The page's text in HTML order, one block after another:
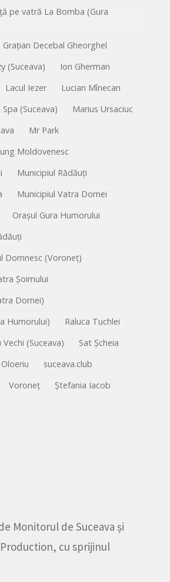
pe vatră La Bomba (Gura
Grațian Decebal Gheorghel
(Suceava)
Ion Gherman
Lacul Iezer
Lucian Mînecan
(Suceava)
Marius Ursaciuc
Mr Park
Moldovenesc
Municipiul Rădăuți
Municipiul Vatra Dornei
Orașul Gura Humorului
Domnesc (Voroneț)
Șoimului
Dornei)
Humorului)
Raluca Tuchlei
(Suceava)
Sat Șcheia
suceava.club
Voroneț Ștefania Iacob
Monitorul de Suceava și
, cu sprijinul